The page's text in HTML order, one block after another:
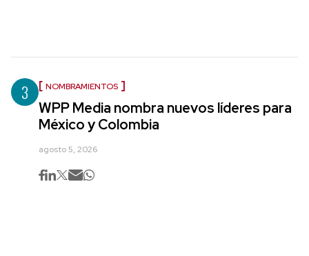
3 NOMBRAMIENTOS
WPP Media nombra nuevos líderes para
México y Colombia
agosto 5, 2026